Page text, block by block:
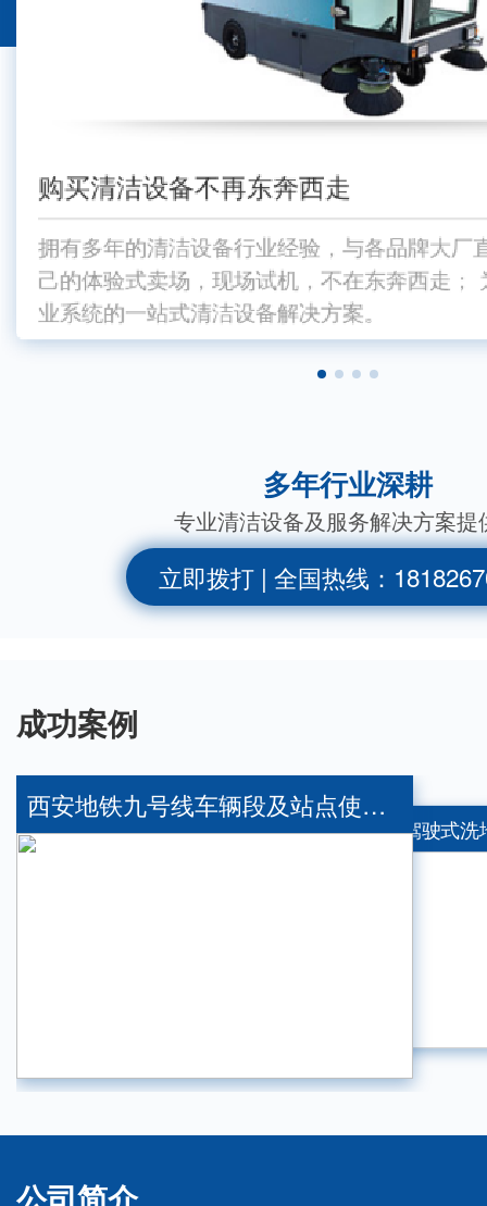
03 贴心服务体系
一地购买，服务联保，方便省心； 每月电话
上门检查设备使用状况； 72小时内如不能解
购买清洁设备不再东奔西走
拥有多年的清洁设备行业经验，与各品牌大厂
己的体验式卖场，现场试机，不在东奔西走；
业系统的一站式清洁设备解决方案。
02 品质源头把关
关键零部件采用国内外一线品牌配置，确保
件和整机皆激光打码，完整表示每道生产工
03
与国内外众多一线品牌是长期战略合作关系
除中间环节，性价比高； 为您节省30%采
03 贴心服务体系
一地购买，服务联保，方便省心； 每月电话
上门检查设备使用状况； 72小时内如不能解
01 购买清洁设
拥有多年的清洁设备行业经验，与各品牌大
己的体验式卖场，现场试机，不在东奔西走
业系统的一站式
多年行业深耕
专业清洁设备及服务解决方案提
立即拨打 | 全国热线：
成功案例
2小时内交付高陵—品斯顿 PSD-XS450 手推洗地机
西安地铁九号线车辆段及站点使用我司提供的清洁设备